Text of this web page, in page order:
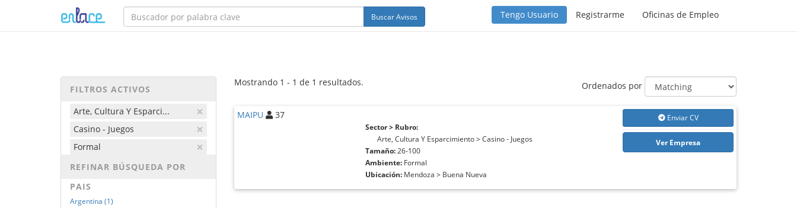
Buscar Avisos Tengo Usuario Registrarme Oficinas de Empleo
FILTROS ACTIVOS
×
Arte, Cultura Y Esparci...
×
Casino - Juegos
×
Formal
REFINAR BÚSQUEDA POR
PAIS
Argentina (1)
Mostrando 1 - 1 de 1 resultados. Ordenados por
MAIPU 37
Sector > Rubro:
Arte, Cultura Y Esparcimiento > Casino - Juegos
Tamaño: 26-100
Ambiente: Formal
Ubicación: Mendoza > Buena Nueva
Enviar CV
Ver Empresa